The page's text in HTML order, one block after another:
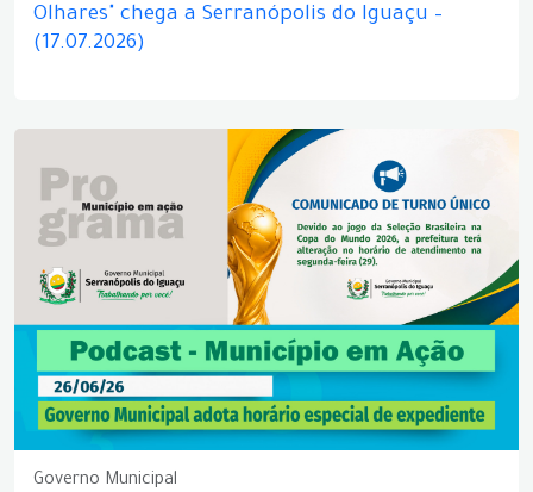
Olhares" chega a Serranópolis do Iguaçu –
(17.07.2026)
Governo Municipal